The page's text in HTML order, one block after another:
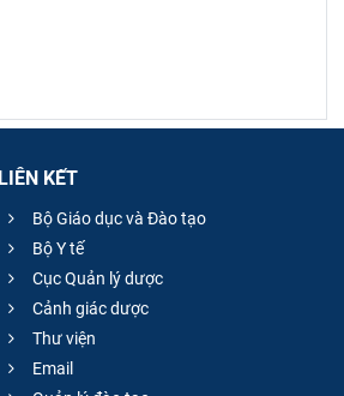
LIÊN KẾT
Bộ Giáo dục và Đào tạo
Bộ Y tế
Cục Quản lý dược
Cảnh giác dược
Thư viện
Email